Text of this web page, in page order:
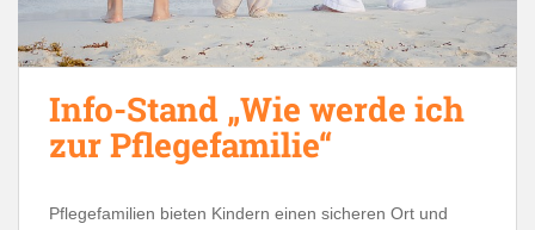
Info-Stand „Wie werde ich
zur Pflegefamilie“
Pflegefamilien bieten Kindern einen sicheren Ort und